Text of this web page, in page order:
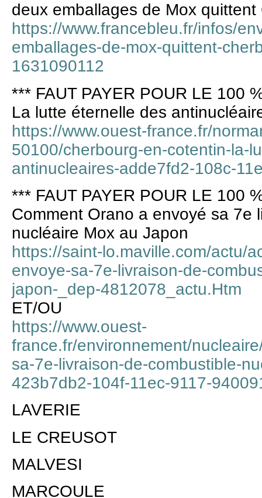
deux emballages de Mox
https://www.francebleu.fr/infos/
emballages-de-mox-quittent-
1631090112
*** FAUT PAYER POUR LE 100
La lutte éternelle des
https://www.ouest-france.fr/
50100/cherbourg-en-cotentin-la-
antinucleaires-adde7fd2-108c-
*** FAUT PAYER POUR LE 100
Comment Orano a envoyé sa 7e
nucléaire Mox au Japon
https://saint-lo.maville.com/actu/
envoye-sa-7e-livraison-de-
japon-_dep-4812078_actu.Htm
ET/OU
https://www.ouest-
france.fr/environnement/
sa-7e-livraison-de-combustible-
423b7db2-104f-11ec-9117-
LAVERIE
LE CREUSOT
MALVESI
MARCOULE